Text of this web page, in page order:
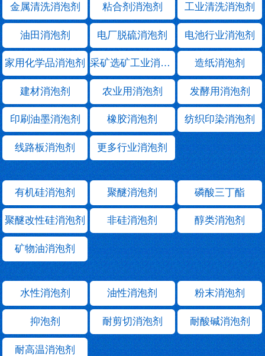
金属清洗消泡剂 粘合剂消泡剂 工业清洗消泡剂
油田消泡剂 电厂脱硫消泡剂 电池行业消泡剂
家用化学品消泡剂 采矿选矿工业消泡剂 造纸消泡剂
建材消泡剂 农业用消泡剂 发酵用消泡剂
印刷油墨消泡剂 橡胶消泡剂 纺织印染消泡剂
线路板消泡剂 更多行业消泡剂
有机硅消泡剂 聚醚消泡剂 磷酸三丁酯
聚醚改性硅消泡剂 非硅消泡剂 醇类消泡剂
矿物油消泡剂
水性消泡剂 油性消泡剂 粉末消泡剂
抑泡剂 耐剪切消泡剂 耐酸碱消泡剂
耐高温消泡剂